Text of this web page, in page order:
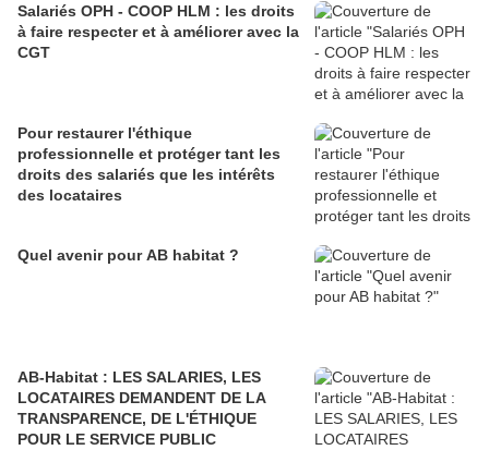
Salariés OPH - COOP HLM : les droits
à faire respecter et à améliorer avec la
CGT
Pour restaurer l'éthique
professionnelle et protéger tant les
droits des salariés que les intérêts
des locataires
Quel avenir pour AB habitat ?
AB-Habitat : LES SALARIES, LES
LOCATAIRES DEMANDENT DE LA
TRANSPARENCE, DE L'ÉTHIQUE
POUR LE SERVICE PUBLIC